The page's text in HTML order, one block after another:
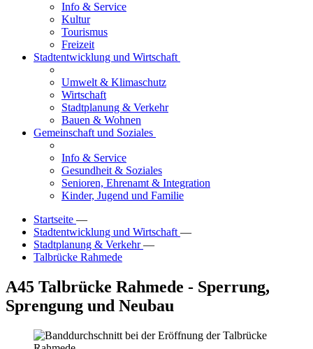
Info & Service
Kultur
Tourismus
Freizeit
Stadtentwicklung und Wirtschaft
Umwelt & Klimaschutz
Wirtschaft
Stadtplanung & Verkehr
Bauen & Wohnen
Gemeinschaft und Soziales
Info & Service
Gesundheit & Soziales
Senioren, Ehrenamt & Integration
Kinder, Jugend und Familie
Startseite —
Stadtentwicklung und Wirtschaft —
Stadtplanung & Verkehr—
Talbrücke Rahmede
A45 Talbrücke Rahmede - Sperrung,
Sprengung und Neubau